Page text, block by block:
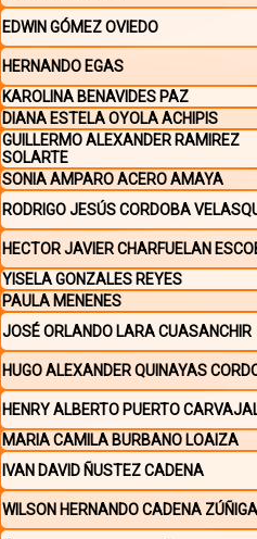
EDWIN GÓMEZ OVIEDO
HERNANDO EGAS
KAROLINA BENAVIDES PAZ
DIANA ESTELA OYOLA ACHIPIS
GUILLERMO ALEXANDER RAMIREZ
SOLARTE
SONIA AMPARO ACERO AMAYA
RODRIGO JESÚS CORDOBA
HECTOR JAVIER CHARFUELAN
YISELA GONZALES REYES
PAULA MENENES
JOSÉ ORLANDO LARA CUASANCHIR
HUGO ALEXANDER QUINAYAS
HENRY ALBERTO PUERTO
MARIA CAMILA BURBANO LOAIZA
IVAN DAVID ÑUSTEZ CADENA
WILSON HERNANDO CADENA ZÚÑIGA